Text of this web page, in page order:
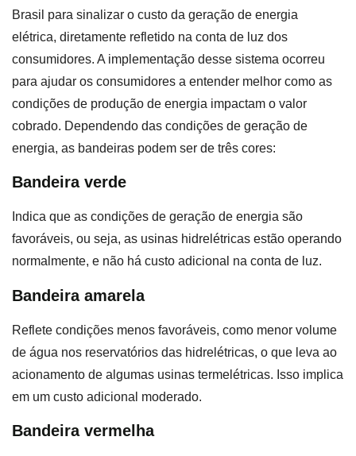
Brasil para sinalizar o custo da geração de energia
elétrica, diretamente refletido na conta de luz dos
consumidores. A implementação desse sistema ocorreu
para ajudar os consumidores a entender melhor como as
condições de produção de energia impactam o valor
cobrado. Dependendo das condições de geração de
energia, as bandeiras podem ser de três cores:
Bandeira verde
Indica que as condições de geração de energia são
favoráveis, ou seja, as usinas hidrelétricas estão operando
normalmente, e não há custo adicional na conta de luz.
Bandeira amarela
Reflete condições menos favoráveis, como menor volume
de água nos reservatórios das hidrelétricas, o que leva ao
acionamento de algumas usinas termelétricas. Isso implica
em um custo adicional moderado.
Bandeira vermelha